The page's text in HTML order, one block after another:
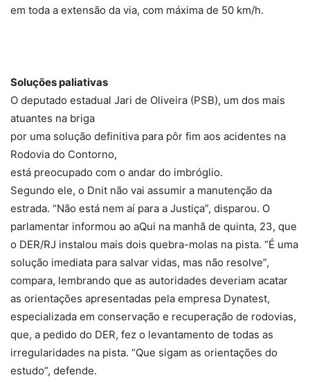
em toda a extensão da via, com máxima de 50 km/h.
Soluções paliativas
O deputado estadual Jari de Oliveira (PSB), um dos mais
atuantes na briga
por uma solução definitiva para pôr fim aos acidentes na
Rodovia do Contorno,
está preocupado com o andar do imbróglio.
Segundo ele, o Dnit não vai assumir a manutenção da
estrada. “Não está nem aí para a Justiça”, disparou. O
parlamentar informou ao aQui na manhã de quinta, 23, que
o DER/RJ instalou mais dois quebra-molas na pista. “É uma
solução imediata para salvar vidas, mas não resolve”,
compara, lembrando que as autoridades deveriam acatar
as orientações apresentadas pela empresa Dynatest,
especializada em conservação e recuperação de rodovias,
que, a pedido do DER, fez o levantamento de todas as
irregularidades na pista. “Que sigam as orientações do
estudo”, defende.